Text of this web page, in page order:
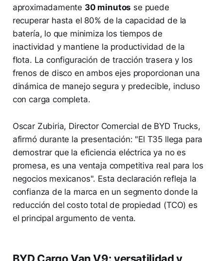
aproximadamente 30 minutos se puede
recuperar hasta el 80% de la capacidad de la
batería, lo que minimiza los tiempos de
inactividad y mantiene la productividad de la
flota. La configuración de tracción trasera y los
frenos de disco en ambos ejes proporcionan una
dinámica de manejo segura y predecible, incluso
con carga completa.
Oscar Zubiria, Director Comercial de BYD Trucks,
afirmó durante la presentación: "El T35 llega para
demostrar que la eficiencia eléctrica ya no es
promesa, es una ventaja competitiva real para los
negocios mexicanos". Esta declaración refleja la
confianza de la marca en un segmento donde la
reducción del costo total de propiedad (TCO) es
el principal argumento de venta.